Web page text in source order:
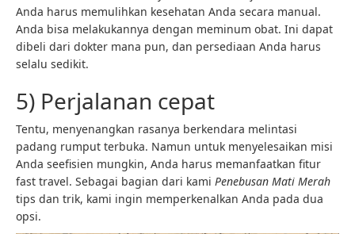
Anda harus memulihkan kesehatan Anda secara manual.
Anda bisa melakukannya dengan meminum obat. Ini dapat
dibeli dari dokter mana pun, dan persediaan Anda harus
selalu sedikit.
5) Perjalanan cepat
Tentu, menyenangkan rasanya berkendara melintasi
padang rumput terbuka. Namun untuk menyelesaikan misi
Anda seefisien mungkin, Anda harus memanfaatkan fitur
fast travel. Sebagai bagian dari kami Penebusan Mati Merah
tips dan trik, kami ingin memperkenalkan Anda pada dua
opsi.